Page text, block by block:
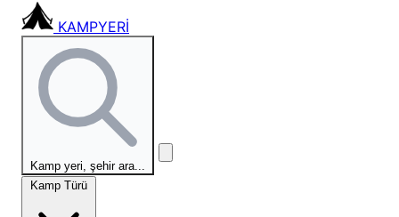
KAMPYERİ
Kamp yeri, şehir ara...
Kamp Türü